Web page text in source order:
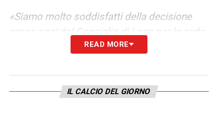
«Siamo molto soddisfatti della decisione
presa oggi dal Consiglio di Lega per la sede
della Finale di Coppa Italia.Ringraziamo la
Stefano Bonaccini che hanno dimostrato,
ancora una volta, grande disponibilità e
READ MORE
IL CALCIO DEL GIORNO